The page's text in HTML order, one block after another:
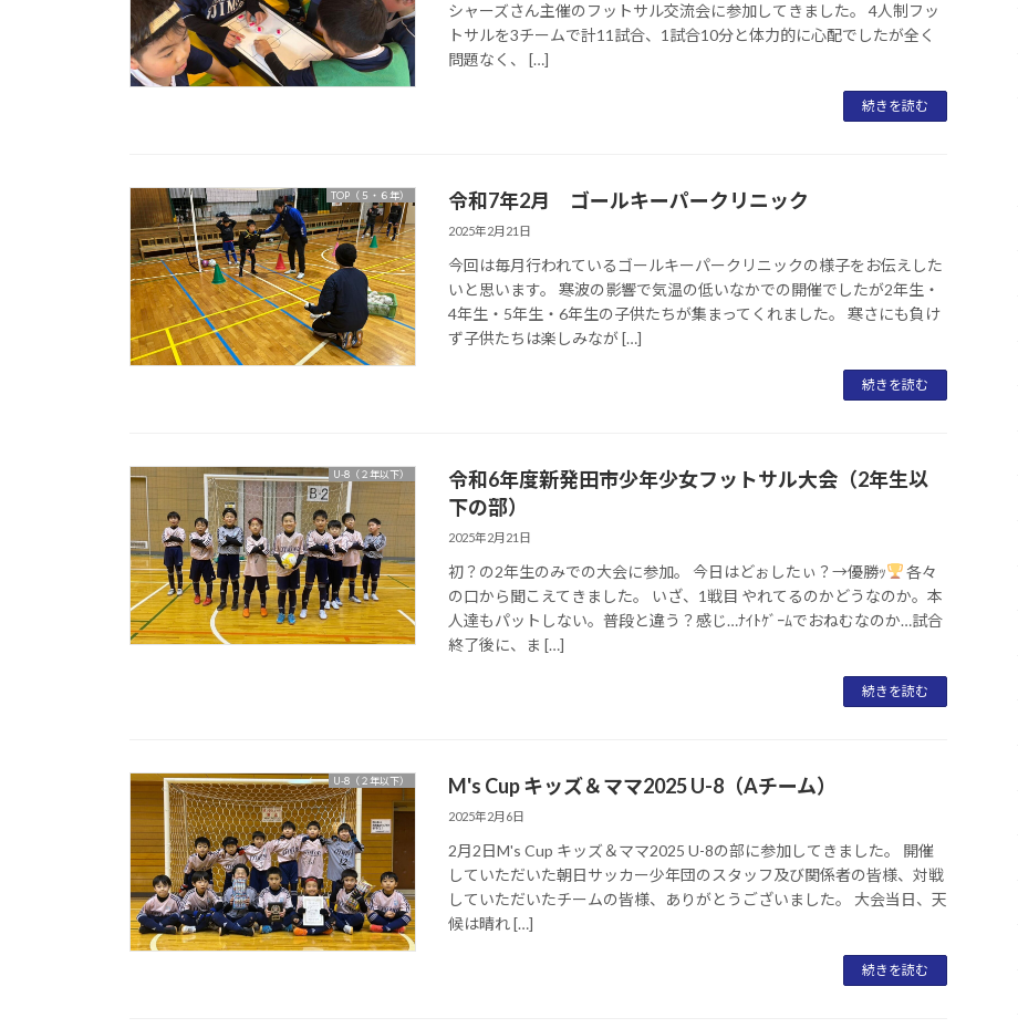
シャーズさん主催のフットサル交流会に参加してきました。 4人制フッ
トサルを3チームで計11試合、1試合10分と体力的に心配でしたが全く
問題なく、 […]
続きを読む
TOP（５・６年） 令和7年2月 ゴールキーパークリニック
2025年2月21日
今回は毎月行われているゴールキーパークリニックの様子をお伝えした
いと思います。 寒波の影響で気温の低いなかでの開催でしたが2年生・
4年生・5年生・6年生の子供たちが集まってくれました。 寒さにも負け
ず子供たちは楽しみなが […]
続きを読む
U-8（２年以下）
令和6年度新発田市少年少女フットサル大会（2年生以
下の部）
2025年2月21日
初？の2年生のみでの大会に参加。 今日はどぉしたぃ？→優勝ｯ
各々
の口から聞こえてきました。 いざ、1戦目 やれてるのかどうなのか。本
人達もパットしない。普段と違う？感じ…ﾅｲﾄｹﾞｰﾑでおねむなのか…試合
終了後に、ま […]
続きを読む
U-8（２年以下） M's Cup キッズ＆ママ2025 U-8（Aチーム）
2025年2月6日
2月2日M's Cup キッズ＆ママ2025 U-8の部に参加してきました。 開催
していただいた朝日サッカー少年団のスタッフ及び関係者の皆様、対戦
していただいたチームの皆様、ありがとうございました。 大会当日、天
候は晴れ […]
続きを読む